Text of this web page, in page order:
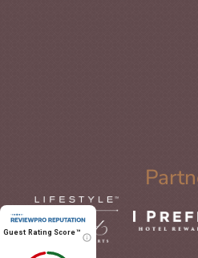
Guest Rating Score™